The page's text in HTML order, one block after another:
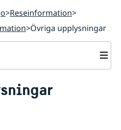
Reseinformation
Övriga upplysningar